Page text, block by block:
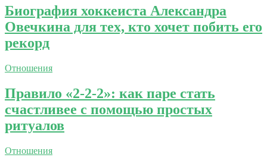
Биография хоккеиста Александра
Овечкина для тех, кто хочет побить его
рекорд
Отношения
Правило «2-2-2»: как паре стать
счастливее с помощью простых
ритуалов
Отношения